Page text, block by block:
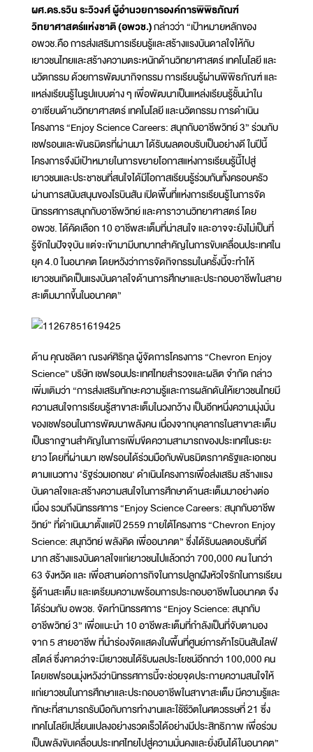
ผศ.ดร.รวิน ระวิวงศ์ ผู้อำนวยการองค์การพิพิธภัณฑ์
วิทยาศาสตร์แห่งชาติ (อพวช.)กล่าวว่า “เป้าหมายหลักของ
อพวช.คือ การส่งเสริมการเรียนรู้และสร้างแรงบันดาลใจให้กับ
เยาวชนไทยและสร้างความตระหนักด้านวิทยาศาสตร์ เทคโนโลยี และ
นวัตกรรม ด้วยการพัฒนากิจกรรม การเรียนรู้ผ่านพิพิธภัณฑ์ และ
แหล่งเรียนรู้ในรูปแบบต่าง ๆ เพื่อพัฒนาเป็นแหล่งเรียนรู้ชั้นนำใน
อาเซียนด้านวิทยาศาสตร์ เทคโนโลยี และนวัตกรรม การดำเนิน
โครงการ “Enjoy Science Careers: สนุกกับอาชีพวิทย์ 3” ร่วมกับ
เชฟรอนและพันธมิตรที่ผ่านมา ได้รับผลตอบรับเป็นอย่างดี ในปีนี้
โครงการจึงมีเป้าหมายในการขยายโอกาสแห่งการเรียนรู้นี้ไปสู่
เยาวชนและประชาชนที่สนใจได้มีโอกาสเรียนรู้ร่วมกันทั้งครอบครัว
ผ่านการสนับสนุนของโรบินสัน เปิดพื้นที่แห่งการเรียนรู้ในการจัด
นิทรรศการสนุกกับอาชีพวิทย์ และคาราวานวิทยาศาสตร์ โดย
อพวช. ได้คัดเลือก 10 อาชีพสะเต็มที่น่าสนใจ และอาจจะยังไม่เป็นที่
รู้จักในปัจจุบัน แต่จะเข้ามามีบทบาทสำคัญในการขับเคลื่อนประเทศใน
ยุค 4.0 ในอนาคต โดยหวังว่าการจัดกิจกรรมในครั้งนี้จะทำให้
เยาวชนเกิดเป็นแรงบันดาลใจด้านการศึกษาและประกอบอาชีพในสาย
สะเต็มมากขึ้นในอนาคต”
ด้าน คุณชลิดา ณรงค์ศิริกุล ผู้จัดการโครงการ “Chevron Enjoy
Science” บริษัท เชฟรอนประเทศไทยสำรวจและผลิต จำกัด กล่าว
เพิ่มเติมว่า “การส่งเสริมทักษะความรู้และการผลักดันให้เยาวชนไทยมี
ความสนใจการเรียนรู้สาขาสะเต็มในวงกว้าง เป็นอีกหนึ่งความมุ่งมั่น
ของเชฟรอนในการพัฒนาพลังคน เนื่องจากบุคลากรในสาขาสะเต็ม
เป็นรากฐานสำคัญในการเพิ่มขีดความสามารถของประเทศในระยะ
ยาว โดยที่ผ่านมา เชฟรอนได้ร่วมมือกับพันธมิตรภาครัฐและเอกชน
ตามแนวทาง ‘รัฐร่วมเอกชน’ ดำเนินโครงการเพื่อส่งเสริม สร้างแรง
บันดาลใจและสร้างความสนใจในการศึกษาด้านสะเต็มมาอย่างต่อ
เนื่อง รวมถึงนิทรรศการ “Enjoy Science Careers: สนุกกับอาชีพ
วิทย์” ที่ดำเนินมาตั้งแต่ปี 2559 ภายใต้โครงการ “Chevron Enjoy
Science: สนุกวิทย์ พลังคิด เพื่ออนาคต” ซึ่งได้รับผลตอบรับที่ดี
มาก สร้างแรงบันดาลใจแก่เยาวชนไปแล้วกว่า 700,000 คน ในกว่า
63 จังหวัด และ เพื่อสานต่อภารกิจในการปลูกฝังหัวใจรักในการเรียน
รู้ด้านสะเต็ม และเตรียมความพร้อมการประกอบอาชีพในอนาคต จึง
ได้ร่วมกับ อพวช. จัดทำนิทรรศการ “Enjoy Science: สนุกกับ
อาชีพวิทย์ 3” เพื่อแนะนำ 10 อาชีพสะเต็มที่กำลังเป็นที่จับตามอง
จาก 5 สายอาชีพ ที่นำร่องจัดแสดงในพื้นที่ศูนย์การค้าโรบินสันไลฟ์
สไตล์ ซึ่งคาดว่าจะมีเยาวชนได้รับผลประโยชน์อีกกว่า 100,000 คน
โดยเชฟรอนมุ่งหวังว่านิทรรศการนี้จะช่วยจุดประกายความสนใจให้
แก่เยาวชนในการศึกษาและประกอบอาชีพในสาขาสะเต็ม มีความรู้และ
ทักษะที่สามารถรับมือกับการทำงานและใช้ชีวิตในศตวรรษที่ 21 ซึ่ง
เทคโนโลยีเปลี่ยนแปลงอย่างรวดเร็วได้อย่างมีประสิทธิภาพ เพื่อร่วม
เป็นพลังขับเคลื่อนประเทศไทยไปสู่ความมั่นคงและยั่งยืนได้ในอนาคต”